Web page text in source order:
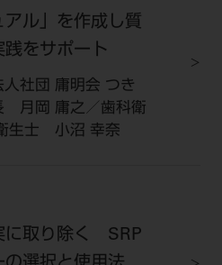
ル」を作成し質
をサポート
社団 庸明会 つき
月岡 庸之／歯科衛
生士 小沼 幸奈
に取り除く SRP